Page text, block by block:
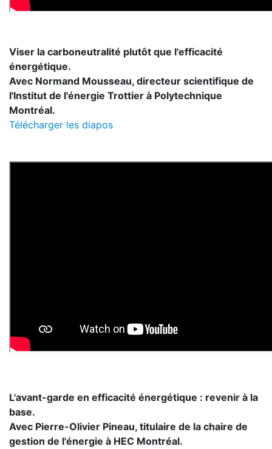
Viser la carboneutralité plutôt que l'efficacité
énergétique.
Avec Normand Mousseau, directeur scientifique de
l'Institut de l'énergie Trottier à Polytechnique
Montréal.
Télécharger les diapos
L'avant-garde en efficacité énergétique : revenir à la
base.
Avec Pierre-Olivier Pineau, titulaire de la chaire de
gestion de l'énergie à HEC Montréal.